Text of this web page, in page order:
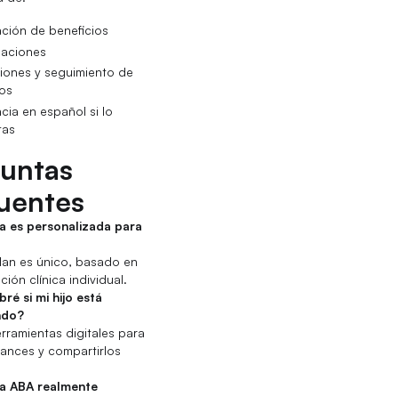
de beneficios
y seguimiento de
en español si lo
es personalizada para
es único, basado en
clínica individual.
si mi hijo está
digitales para
y compartirlos
ABA realmente